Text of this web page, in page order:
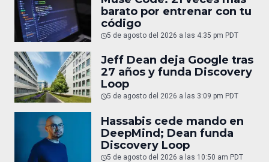
barato por entrenar con tu
código
5 de agosto del 2026 a las 4:35 pm PDT
Jeff Dean deja Google tras
27 años y funda Discovery
Loop
5 de agosto del 2026 a las 3:09 pm PDT
Hassabis cede mando en
DeepMind; Dean funda
Discovery Loop
5 de agosto del 2026 a las 10:50 am PDT